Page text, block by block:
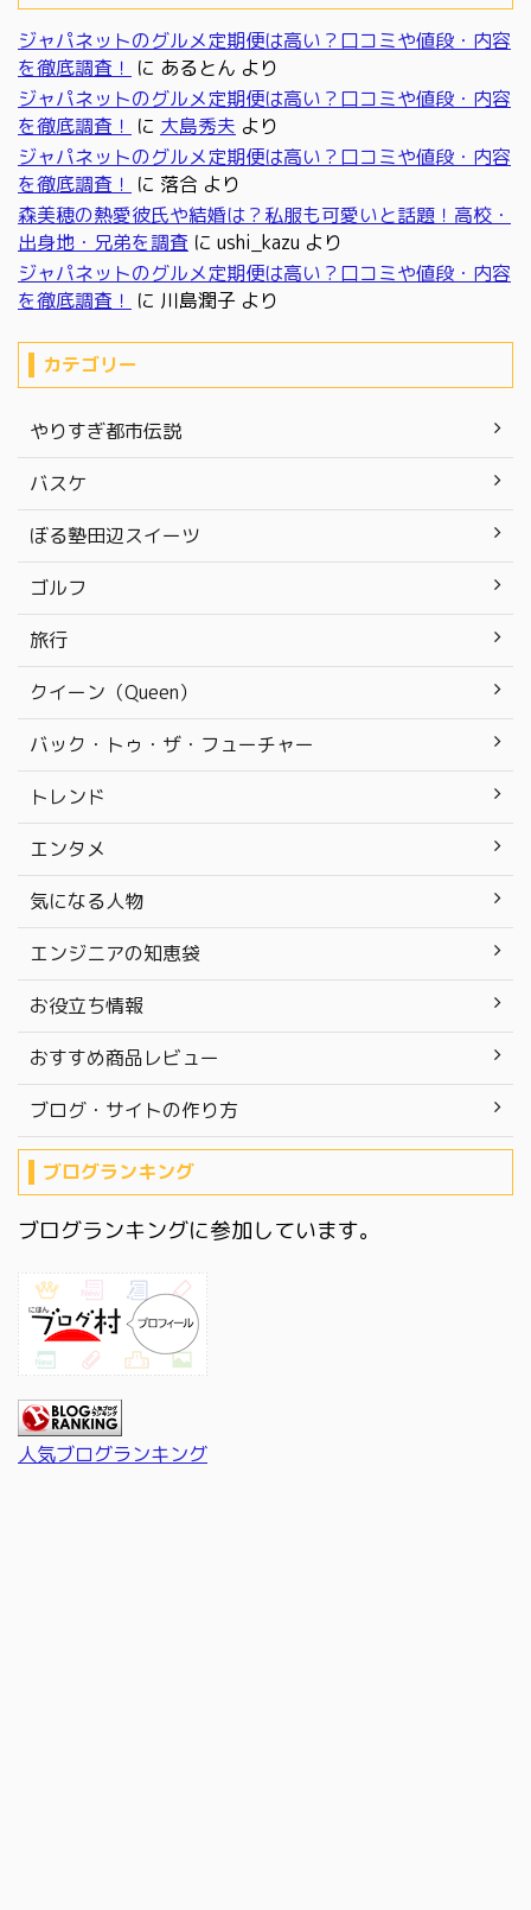
ジャパネットのグルメ定期便は高い？口コミや値段・内容
を徹底調査！ に あるとん より
ジャパネットのグルメ定期便は高い？口コミや値段・内容
を徹底調査！ に 大島秀夫 より
ジャパネットのグルメ定期便は高い？口コミや値段・内容
を徹底調査！ に 落合 より
森美穂の熱愛彼氏や結婚は？私服も可愛いと話題！高校・
出身地・兄弟を調査 に ushi_kazu より
ジャパネットのグルメ定期便は高い？口コミや値段・内容
を徹底調査！ に 川島潤子 より
カテゴリー
やりすぎ都市伝説
バスケ
ぼる塾田辺スイーツ
ゴルフ
旅行
クイーン（Queen）
バック・トゥ・ザ・フューチャー
トレンド
エンタメ
気になる人物
エンジニアの知恵袋
お役立ち情報
おすすめ商品レビュー
ブログ・サイトの作り方
ブログランキング
ブログランキングに参加しています。
人気ブログランキング